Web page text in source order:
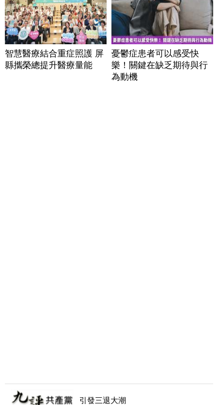
智慧醫療結合重症照護 屏
縣攜榮總提升醫療量能
憂鬱症患者可以感受快
樂！關鍵在缺乏期待與行
為動機
引發三退大潮